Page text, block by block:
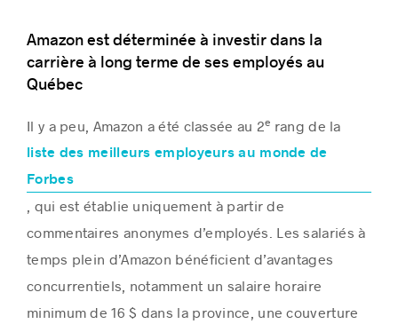
Amazon est déterminée à investir dans la
carrière à long terme de ses employés au
Québec
Il y a peu, Amazon a été classée au 2e rang de la
liste des meilleurs employeurs au monde de
Forbes
, qui est établie uniquement à partir de
commentaires anonymes d’employés. Les salariés à
temps plein d’Amazon bénéficient d’avantages
concurrentiels, notamment un salaire horaire
minimum de 16 $ dans la province, une couverture